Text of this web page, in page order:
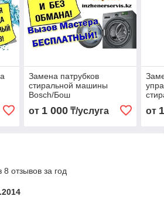
Замена патрубков
стиральной машины
Bosch/Бош
от 1 000₸/услуга от
отзывов за год